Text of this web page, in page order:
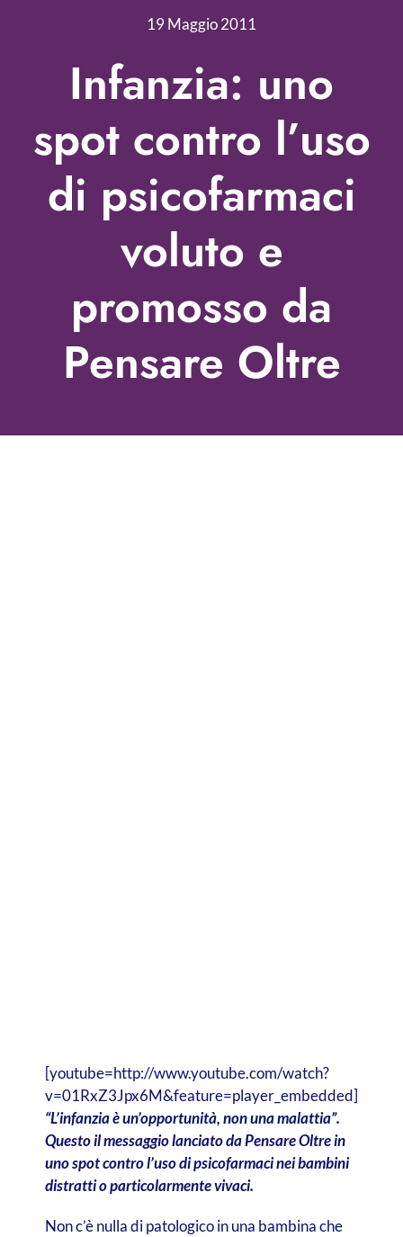
Nonprofit Blog
Multimedia
Come contattarci
19 Maggio 2011
Infanzia: uno
spot contro l’uso
di psicofarmaci
voluto e
promosso da
Pensare Oltre
[youtube=http://www.youtube.com/watch?
v=01RxZ3Jpx6M&feature=player_embedded]
“L’infanzia è un’opportunità, non una malattia”.
Questo il messaggio lanciato daPensare Oltrein
uno spot contro l’uso di psicofarmaci nei bambini
distratti o particolarmente vivaci.
Non c’è nulla di patologico in una bambina che